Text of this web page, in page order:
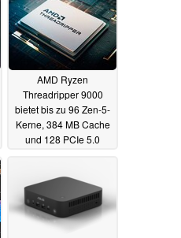
AMD Ryzen
Threadripper 9000
bietet bis zu 96 Zen-5-
Kerne, 384 MB Cache
und 128 PCIe 5.0